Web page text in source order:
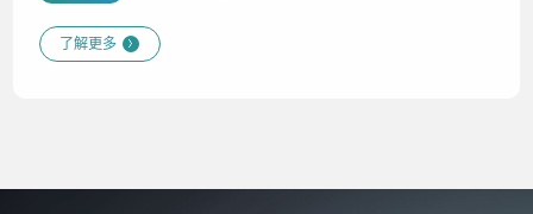
了解更多